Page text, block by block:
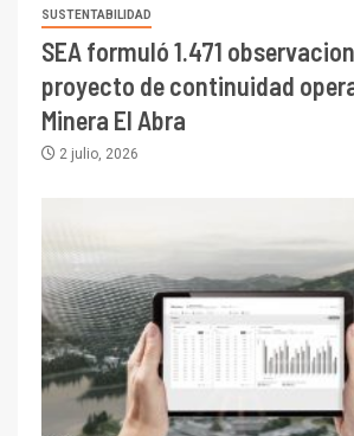
SUSTENTABILIDAD
SEA formuló 1.471
proyecto de continuidad
Minera El Abra
2 julio, 2026